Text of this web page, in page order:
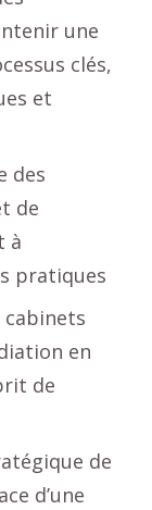
une
clés,
et
des
de
à
pratiques
en
de
de
d’une